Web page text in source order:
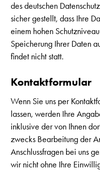
des deutschen
sicher gestellt, dass Ihre
einem hohen
Speicherung Ihrer Daten
findet nicht statt.
Kontaktformular
Wenn Sie uns per
lassen, werden Ihre
inklusive der von Ihnen
zwecks Bearbeitung der
Anschlussfragen bei uns
wir nicht ohne Ihre